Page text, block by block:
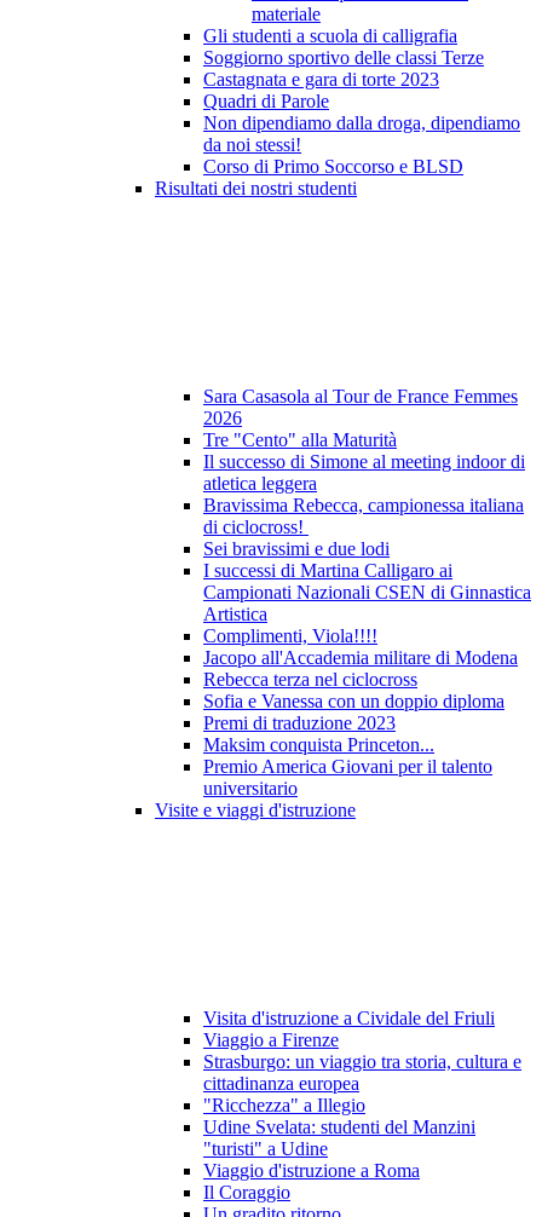
materiale
Gli studenti a scuola di calligrafia
Soggiorno sportivo delle classi Terze
Castagnata e gara di torte 2023
Quadri di Parole
Non dipendiamo dalla droga, dipendiamo
da noi stessi!
Corso di Primo Soccorso e BLSD
Risultati dei nostri studenti
Sara Casasola al Tour de France Femmes
2026
Tre "Cento" alla Maturità
Il successo di Simone al meeting indoor di
atletica leggera
Bravissima Rebecca, campionessa italiana
di ciclocross!
Sei bravissimi e due lodi
I successi di Martina Calligaro ai
Campionati Nazionali CSEN di Ginnastica
Artistica
Complimenti, Viola!!!!
Jacopo all'Accademia militare di Modena
Rebecca terza nel ciclocross
Sofia e Vanessa con un doppio diploma
Premi di traduzione 2023
Maksim conquista Princeton...
Premio America Giovani per il talento
universitario
Visite e viaggi d'istruzione
Visita d'istruzione a Cividale del Friuli
Viaggio a Firenze
Strasburgo: un viaggio tra storia, cultura e
cittadinanza europea
"Ricchezza" a Illegio
Udine Svelata: studenti del Manzini
"turisti" a Udine
Viaggio d'istruzione a Roma
Il Coraggio